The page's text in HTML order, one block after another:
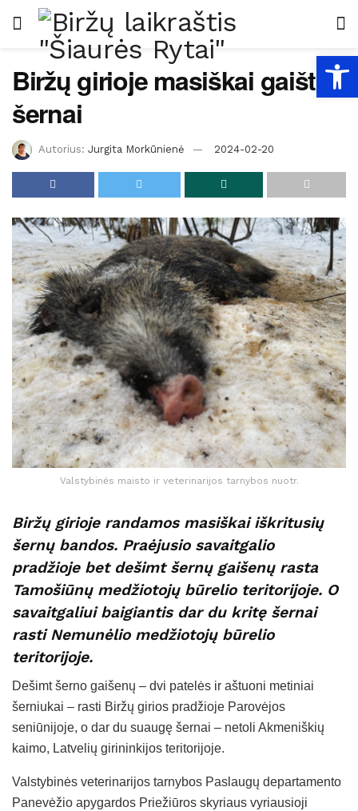
Biržų girioje masiškai gaišta
šernai
Autorius: Jurgita Morkūnienė 2024-02-20
Valstybinės maisto ir veterinarijos tarnybos nuotr.
Biržų girioje randamos masiškai iškritusių
šernų bandos. Praėjusio savaitgalio
pradžioje bet dešimt šernų gaišenų rasta
Tamošiūnų medžiotojų būrelio teritorijoje. O
savaitgaliui baigiantis dar du kritę šernai
rasti Nemunėlio medžiotojų būrelio
teritorijoje.
Dešimt šerno gaišenų – dvi patelės ir aštuoni metiniai
šerniukai – rasti Biržų girios pradžioje Parovėjos
seniūnijoje, o dar du suaugę šernai – netoli Akmeniškių
kaimo, Latvelių girininkijos teritorijoje.
Valstybinės veterinarijos tarnybos Paslaugų departamento
Panevėžio apygardos Priežiūros skyriaus vyriausioji